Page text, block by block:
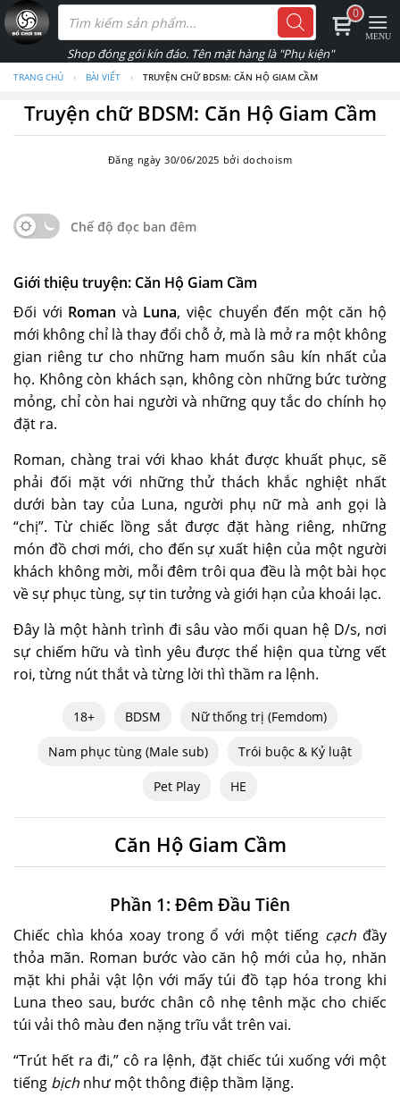
Skip
to
Tìm
kiếm
phẩm
TRANG CHỦ › BÀI VIẾT › TRUYỆN CHỮ BDSM: CĂN HỘ GIAM CẦM
Truyện chữ BDSM: Căn Hộ Giam Cầm
Đăng ngày30/06/2025 bởi dochoism
Chế độ đọc ban đêm
Giới thiệu truyện: Căn Hộ Giam Cầm
Đối với Roman và Luna, việc chuyển đến một căn hộ
mới không chỉ là thay đổi chỗ ở, mà là mở ra một không
gian riêng tư cho những ham muốn sâu kín nhất của
họ. Không còn khách sạn, không còn những bức tường
mỏng, chỉ còn hai người và những quy tắc do chính họ
đặt ra.
Roman, chàng trai với khao khát được khuất phục, sẽ
phải đối mặt với những thử thách khắc nghiệt nhất
dưới bàn tay của Luna, người phụ nữ mà anh gọi là
“chị”. Từ chiếc lồng sắt được đặt hàng riêng, những
món đồ chơi mới, cho đến sự xuất hiện của một người
khách không mời, mỗi đêm trôi qua đều là một bài học
về sự phục tùng, sự tin tưởng và giới hạn của khoái lạc.
Đây là một hành trình đi sâu vào mối quan hệ D/s, nơi
sự chiếm hữu và tình yêu được thể hiện qua từng vết
roi, từng nút thắt và từng lời thì thầm ra lệnh.
18+ BDSM Nữ thống trị (Femdom)
Nam phục tùng (Male sub) Trói buộc & Kỷ luật
Pet Play HE
Căn Hộ Giam Cầm
Phần 1: Đêm Đầu Tiên
Chiếc chìa khóa xoay trong ổ với một tiếng cạch đầy
thỏa mãn. Roman bước vào căn hộ mới của họ, nhăn
mặt khi phải vật lộn với mấy túi đồ tạp hóa trong khi
Luna theo sau, bước chân cô nhẹ tênh mặc cho chiếc
túi vải thô màu đen nặng trĩu vắt trên vai.
“Trút hết ra đi,” cô ra lệnh, đặt chiếc túi xuống với một
tiếng bịch như một thông điệp thầm lặng.
0